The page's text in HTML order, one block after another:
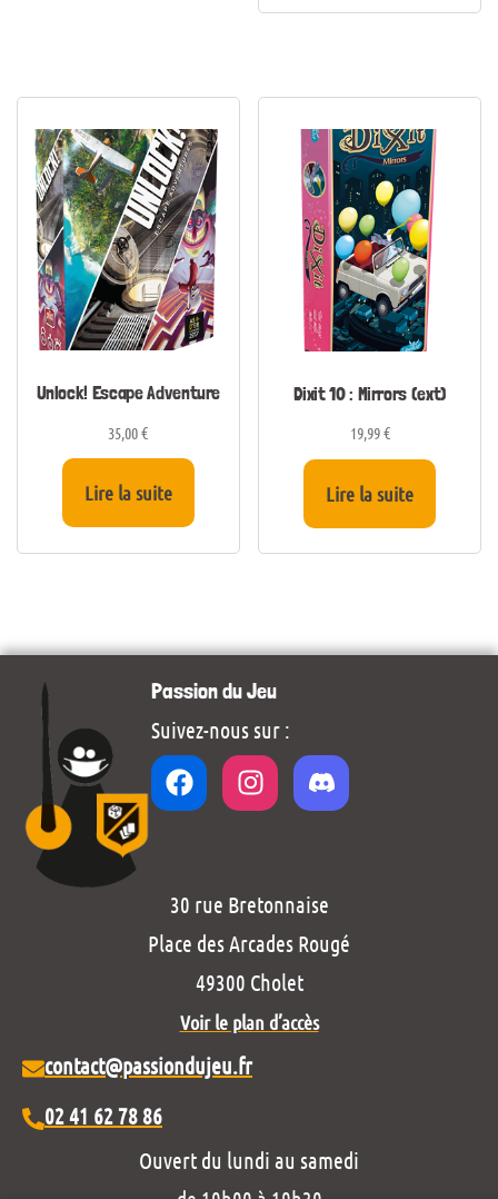
Unlock! Escape Adventure
35,00€
Lire la suite
Dixit 10 : Mirrors (ext)
19,99€
Lire la suite
Passion du Jeu
Suivez-nous sur :
30 rue Bretonnaise
Place des Arcades Rougé
49300 Cholet
Voir le plan d’accès
contact@passiondujeu.fr
02 41 62 78 86
Ouvert du lundi au samedi